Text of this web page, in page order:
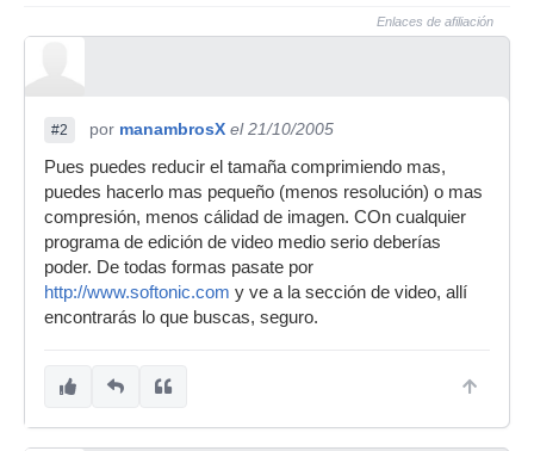
Enlaces de afiliación
#2 por manambrosX el 21/10/2005
Pues puedes reducir el tamaña comprimiendo mas,
puedes hacerlo mas pequeño (menos resolución) o mas
compresión, menos cálidad de imagen. COn cualquier
programa de edición de video medio serio deberías
poder. De todas formas pasate por
http://www.softonic.com y ve a la sección de video, allí
encontrarás lo que buscas, seguro.